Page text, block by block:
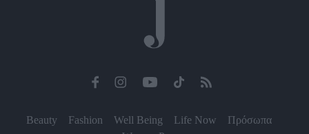
Beauty Fashion Well Being Life Now
Πρόσωπα